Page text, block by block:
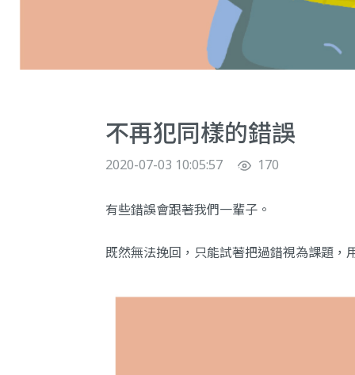
不再犯同樣的錯誤
2020-07-03 10:05:57 170
有些錯誤會跟著我們一輩子。
既然無法挽回，只能試著把過錯視為課題，